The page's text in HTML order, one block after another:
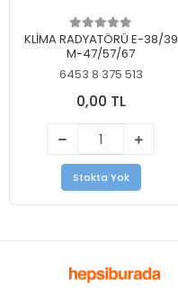
KLİMA RADYATÖRÜ E-38/39
M-47/57/67
6453 8 375 513
0,00 TL
Stokta Yok